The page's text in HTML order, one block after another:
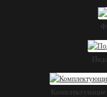
Комплектующие